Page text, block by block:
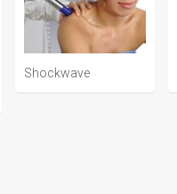
Shockwave